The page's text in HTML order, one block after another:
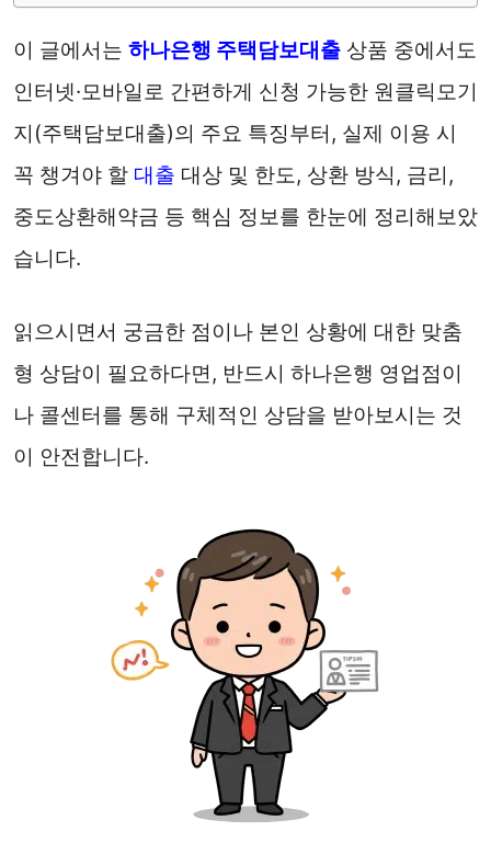
이 글에서는 하나은행 주택담보대출 상품 중에서도
인터넷·모바일로 간편하게 신청 가능한 원클릭모기
지(주택담보대출)의 주요 특징부터, 실제 이용 시
꼭 챙겨야 할 대출 대상 및 한도, 상환 방식, 금리,
중도상환해약금 등 핵심 정보를 한눈에 정리해보았
습니다.
읽으시면서 궁금한 점이나 본인 상황에 대한 맞춤
형 상담이 필요하다면, 반드시 하나은행 영업점이
나 콜센터를 통해 구체적인 상담을 받아보시는 것
이 안전합니다.